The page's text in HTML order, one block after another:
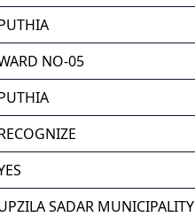
NO-05
SADAR MUNICIPALITY